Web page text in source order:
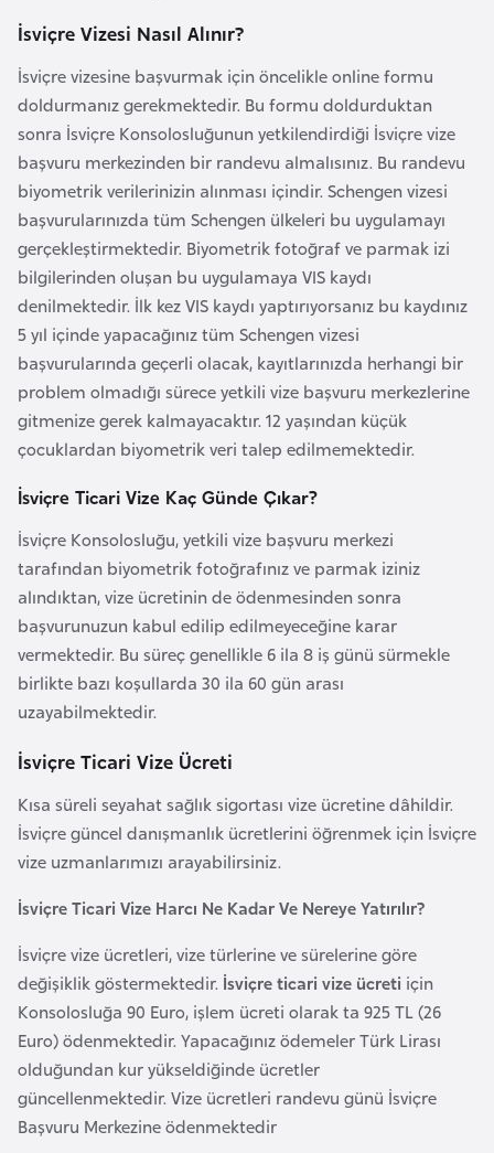
İsviçre Vizesi Nasıl Alınır?
İsviçre vizesine başvurmak için öncelikle online formu
doldurmanız gerekmektedir. Bu formu doldurduktan
sonra İsviçre Konsolosluğunun yetkilendirdiği İsviçre vize
başvuru merkezinden bir randevu almalısınız. Bu randevu
biyometrik verilerinizin alınması içindir. Schengen vizesi
başvurularınızda tüm Schengen ülkeleri bu uygulamayı
gerçekleştirmektedir. Biyometrik fotoğraf ve parmak izi
bilgilerinden oluşan bu uygulamaya VIS kaydı
denilmektedir. İlk kez VIS kaydı yaptırıyorsanız bu kaydınız
5 yıl içinde yapacağınız tüm Schengen vizesi
başvurularında geçerli olacak, kayıtlarınızda herhangi bir
problem olmadığı sürece yetkili vize başvuru merkezlerine
gitmenize gerek kalmayacaktır. 12 yaşından küçük
çocuklardan biyometrik veri talep edilmemektedir.
İsviçre Ticari Vize Kaç Günde Çıkar?
İsviçre Konsolosluğu, yetkili vize başvuru merkezi
tarafından biyometrik fotoğrafınız ve parmak iziniz
alındıktan, vize ücretinin de ödenmesinden sonra
başvurunuzun kabul edilip edilmeyeceğine karar
vermektedir. Bu süreç genellikle 6 ila 8 iş günü sürmekle
birlikte bazı koşullarda 30 ila 60 gün arası
uzayabilmektedir.
İsviçre Ticari Vize Ücreti
Kısa süreli seyahat sağlık sigortası vize ücretine dâhildir.
İsviçre güncel danışmanlık ücretlerini öğrenmek için İsviçre
vize uzmanlarımızı arayabilirsiniz.
İsviçre Ticari Vize Harcı Ne Kadar Ve Nereye Yatırılır?
İsviçre vize ücretleri, vize türlerine ve sürelerine göre
değişiklik göstermektedir. İsviçre ticari vize ücreti için
Konsolosluğa 90 Euro, işlem ücreti olarak ta 925 TL (26
Euro) ödenmektedir. Yapacağınız ödemeler Türk Lirası
olduğundan kur yükseldiğinde ücretler
güncellenmektedir. Vize ücretleri randevu günü İsviçre
Başvuru Merkezine ödenmektedir
ç
i
k
a
B
e
n
i
n
B
o
s
n
a
e
r
s
e
k
B
u
g
a
r
i
t
a
n
B
u
r